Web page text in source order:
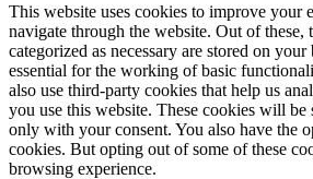
This website uses cookies to improve your
navigate through the website. Out of these,
categorized as necessary are stored on
essential for the working of basic
also use third-party cookies that help us
you use this website. These cookies will
only with your consent. You also have the
cookies. But opting out of some of these
browsing experience.